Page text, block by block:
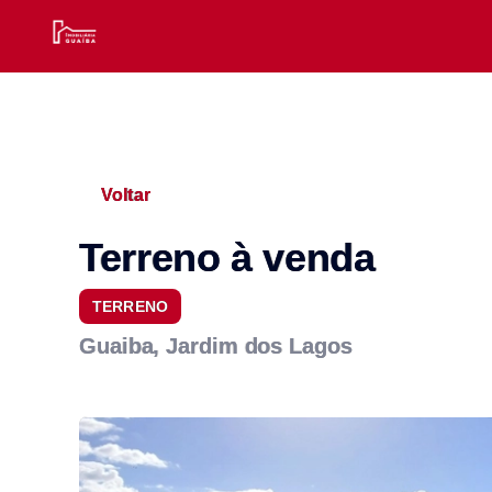
Voltar
Terreno à venda
TERRENO
Guaiba, Jardim dos Lagos